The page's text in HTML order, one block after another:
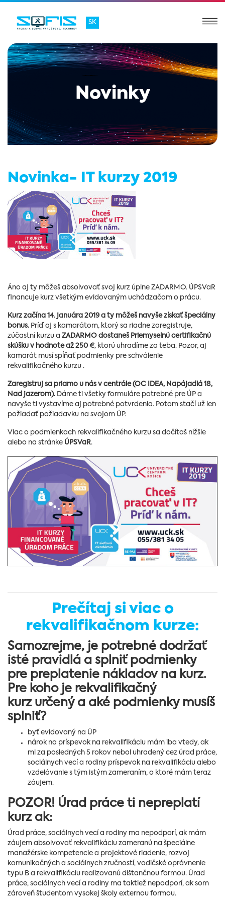
SK
Novinky
Novinka- IT kurzy 2019
Áno aj ty môžeš absolvovať svoj kurz úplne ZADARMO. ÚPSVaR
financuje kurz všetkým evidovaným uchádzačom o prácu.
Kurz začína 14. januára 2019 a ty môžeš navyše získať špeciálny
bonus. Príď aj s kamarátom, ktorý sa riadne zaregistruje,
zúčastní kurzu a ZADARMO dostaneš Priemyselnú certifikačnú
skúšku v hodnote až 250 €, ktorú uhradíme za teba. Pozor, aj
kamarát musí spĺňať podmienky pre schválenie
rekvalifikačného kurzu .
Zaregistruj sa priamo u nás v centrále (OC IDEA, Napájadlá 18,
Nad jazerom). Dáme ti všetky formuláre potrebné pre ÚP a
navyše ti vystavíme aj potrebné potvrdenia. Potom stačí už len
požiadať požiadavku na svojom ÚP.
Viac o podmienkach rekvalifikačného kurzu sa dočítaš nižšie
alebo na stránke ÚPSVaR.
Prečítaj si viac o
rekvalifikačnom kurze:
Samozrejme, je potrebné dodržať
isté pravidlá a splniť podmienky
pre preplatenie nákladov na kurz.
Pre koho je rekvalifikačný
kurz určený a aké podmienky musíš
splniť?
byť evidovaný na ÚP
nárok na príspevok na rekvalifikáciu mám iba vtedy, ak
mi za posledných 5 rokov nebol uhradený cez úrad práce,
sociálnych vecí a rodiny príspevok na rekvalifikáciu alebo
vzdelávanie s tým istým zameraním, o ktoré mám teraz
záujem.
POZOR! Úrad práce ti nepreplatí
kurz ak:
Úrad práce, sociálnych vecí a rodiny ma nepodporí, ak mám
záujem absolvovať rekvalifikáciu zameranú na špeciálne
manažérske kompetencie a projektové riadenie, rozvoj
komunikačných a sociálnych zručností, vodičské oprávnenie
typu B a rekvalifikáciu realizovanú dištančnou formou. Úrad
práce, sociálnych vecí a rodiny ma taktiež nepodporí, ak som
zároveň študentom vysokej školy externou formou.